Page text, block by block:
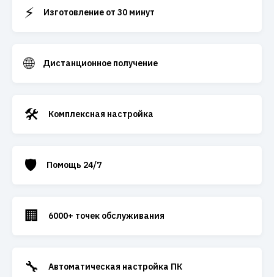
⚡ Изготовление от 30 минут
🌐 Дистанционное получение
🛠️ Комплексная настройка
🛡️ Помощь 24/7
🏢 6000+ точек обслуживания
🔧 Автоматическая настройка ПК